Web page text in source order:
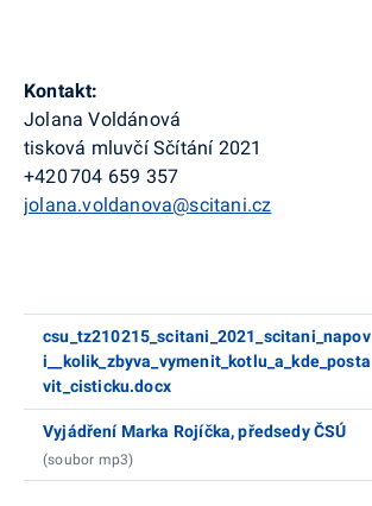
Kontakt:
Jolana Voldánová
tisková mluvčí Sčítání 2021
+420 704 659 357
jolana.voldanova@scitani.cz
csu_tz210215_scitani_2021_scitani_napov
i__kolik_zbyva_vymenit_kotlu_a_kde_posta
vit_cisticku.docx
Vyjádření Marka Rojíčka, předsedy ČSÚ
(soubor mp3)